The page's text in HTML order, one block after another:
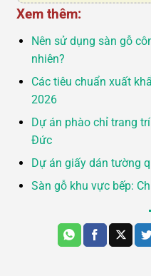
Xem thêm:
Nên sử dụng sàn gỗ
nhiên?
Các tiêu chuẩn xuất
2026
Dự án phào chỉ trang
Đức
Dự án giấy dán tường
Sàn gỗ khu vực bếp: